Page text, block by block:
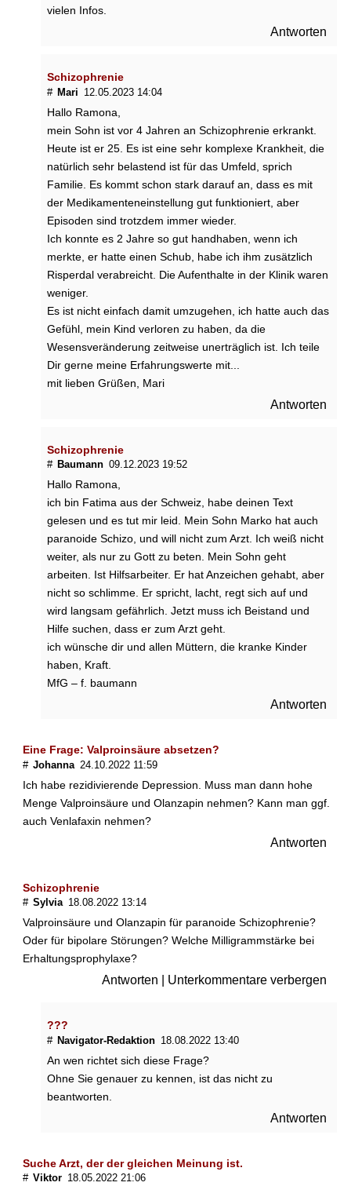
vielen Infos.
Antworten
Schizophrenie
# Mari 12.05.2023 14:04
Hallo Ramona,
mein Sohn ist vor 4 Jahren an Schizophrenie erkrankt.
Heute ist er 25. Es ist eine sehr komplexe Krankheit, die
natürlich sehr belastend ist für das Umfeld, sprich
Familie. Es kommt schon stark darauf an, dass es mit
der Medikamenteneinstellung gut funktioniert, aber
Episoden sind trotzdem immer wieder.
Ich konnte es 2 Jahre so gut handhaben, wenn ich
merkte, er hatte einen Schub, habe ich ihm zusätzlich
Risperdal verabreicht. Die Aufenthalte in der Klinik waren
weniger.
Es ist nicht einfach damit umzugehen, ich hatte auch das
Gefühl, mein Kind verloren zu haben, da die
Wesensveränderung zeitweise unerträglich ist. Ich teile
Dir gerne meine Erfahrungswerte mit...
mit lieben Grüßen, Mari
Antworten
Schizophrenie
# Baumann 09.12.2023 19:52
Hallo Ramona,
ich bin Fatima aus der Schweiz, habe deinen Text
gelesen und es tut mir leid. Mein Sohn Marko hat auch
paranoide Schizo, und will nicht zum Arzt. Ich weiß nicht
weiter, als nur zu Gott zu beten. Mein Sohn geht
arbeiten. Ist Hilfsarbeiter. Er hat Anzeichen gehabt, aber
nicht so schlimme. Er spricht, lacht, regt sich auf und
wird langsam gefährlich. Jetzt muss ich Beistand und
Hilfe suchen, dass er zum Arzt geht.
ich wünsche dir und allen Müttern, die kranke Kinder
haben, Kraft.
MfG – f. baumann
Antworten
Eine Frage: Valproinsäure absetzen?
# Johanna 24.10.2022 11:59
Ich habe rezidivierende Depression. Muss man dann hohe
Menge Valproinsäure und Olanzapin nehmen? Kann man ggf.
auch Venlafaxin nehmen?
Antworten
Schizophrenie
# Sylvia 18.08.2022 13:14
Valproinsäure und Olanzapin für paranoide Schizophrenie?
Oder für bipolare Störungen? Welche Milligrammstärke bei
Erhaltungsprophylaxe?
Antworten Unterkommentare verbergen
???
# Navigator-Redaktion 18.08.2022 13:40
An wen richtet sich diese Frage?
Ohne Sie genauer zu kennen, ist das nicht zu
beantworten.
Antworten
Suche Arzt, der der gleichen Meinung ist.
# Viktor 18.05.2022 21:06